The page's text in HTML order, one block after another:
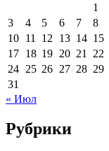
1
3
4 5 6 7 8
10 11 12 13 14 15
17 18 19 20 21 22
24 25 26 27 28 29
31
« Июл
Рубрики